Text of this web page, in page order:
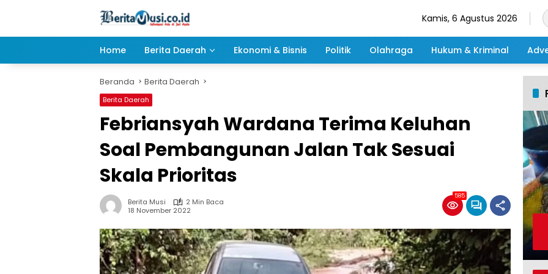
Kamis, 6 Agustus 2026
Home Berita Daerah Ekonomi & Bisnis Politik Olahraga Hukum & Kriminal
Beranda Berita Daerah
Berita Daerah
Febriansyah Wardana Terima Keluhan
Soal Pembangunan Jalan Tak Sesuai
Skala Prioritas
Berita Musi
2 Min Baca
18 November 2022
585